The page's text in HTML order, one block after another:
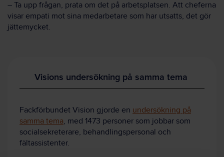
– Ta upp frågan, prata om det på arbetsplatsen. Att cheferna
visar empati mot sina medarbetare som har utsatts, det gör
jättemycket.
Visions undersökning på samma tema
Fackförbundet Vision gjorde en undersökning på
samma tema, med 1473 personer som jobbar som
socialsekreterare, behandlingspersonal och
fältassistenter.